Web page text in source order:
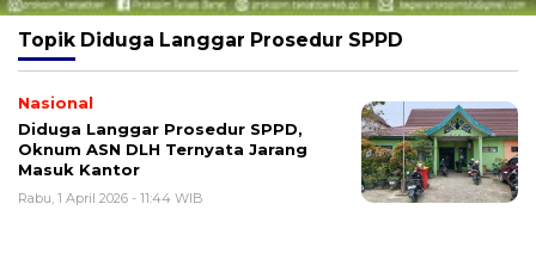
Topik Diduga Langgar Prosedur SPPD
Nasional
Diduga Langgar Prosedur SPPD,
Oknum ASN DLH Ternyata Jarang
Masuk Kantor
Rabu, 1 April 2026 - 11:44 WIB